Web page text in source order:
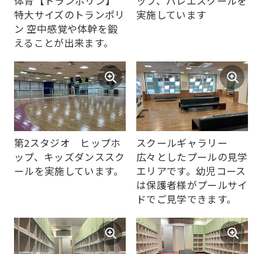
特大サイズのトランポリ
ン 空中感覚や体幹を鍛
えることが出来ます。
実施しています
第2スタジオ ヒップホ
ップ、キッズダンススク
ールを実施しています。
スクールギャラリー
広々としたプールの見学
エリアです。幼児コース
は保護者様がプールサイ
ドでご見学できます。
However,
you
use
an
automatic
translation
service,
the
Japanese
version
of
this